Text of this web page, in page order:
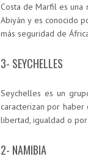
Costa de Marfil es una
Abiyán y es conocido
más seguridad de
3- SEYCHELLES
Seychelles es un
caracterizan por haber
libertad, igualdad o
2- NAMIBIA